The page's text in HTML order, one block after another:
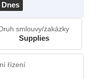
Dnes
smlouvy/zakázky
Supplies
řízení